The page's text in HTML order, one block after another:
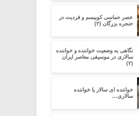
عصر حماسی کوبیسم و فردیت در
حنجره بزرگان (۲)
نگاهی به وضعیت خواننده و خواننده
سالاری در موسیقی معاصر ایران
(۲)
خواننده ای سالار یا خواننده
سالاری…